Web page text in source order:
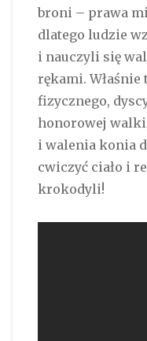
broni – prawa
dlatego ludzie
i nauczyli się
rękami.
fizycznego,
honorowej
i walenia konia
cwiczyć ciało i
krokodyli!